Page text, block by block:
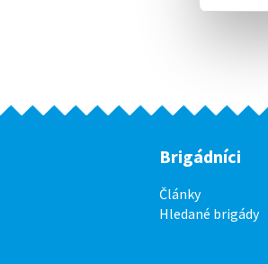
Brigádníci
Články
Hledané brigády